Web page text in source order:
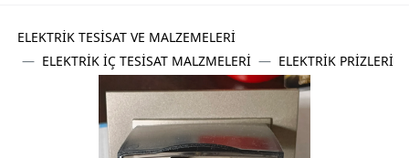
ELEKTRİK TESİSAT VE MALZEMELERİ
ELEKTRİK İÇ TESİSAT MALZMELERİ
ELEKTRİK PRİZLERİ